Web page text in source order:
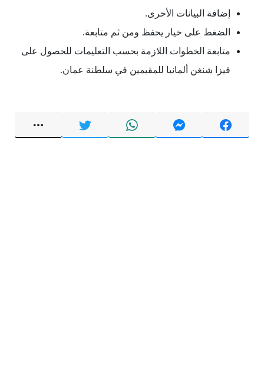
إضافة البيانات الأخرى.
الضغط على خيار يحفظ ومن ثم متابعة.
متابعة الخطوات اللازمة بحسب التعليمات للحصول على
فيزا شنغن ألمانيا للمقيمين في سلطنة عمان.